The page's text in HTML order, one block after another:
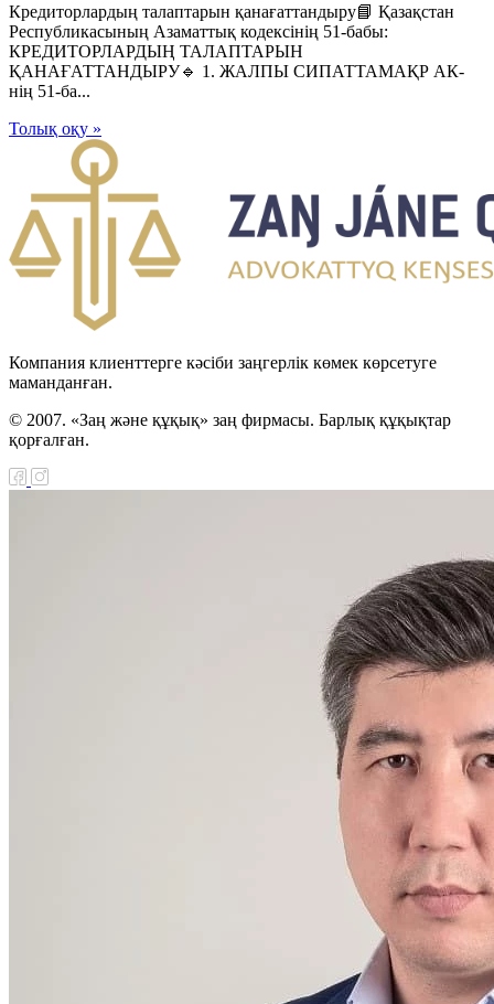
Кредиторлардың талаптарын қанағаттандыру📘 Қазақстан
Республикасының Азаматтық кодексінің 51-бабы:
КРЕДИТОРЛАРДЫҢ ТАЛАПТАРЫН
ҚАНАҒАТТАНДЫРУ🔹 1. ЖАЛПЫ СИПАТТАМАҚР АК-
нің 51-ба...
Толық оқу »
Компания клиенттерге кәсіби заңгерлік көмек көрсетуге
маманданған.
© 2007. «Заң және құқық» заң фирмасы. Барлық құқықтар
қорғалған.